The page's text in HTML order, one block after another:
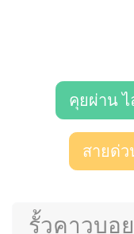
คุยผ่าน
สายด่ว
รั้วคาวบอ